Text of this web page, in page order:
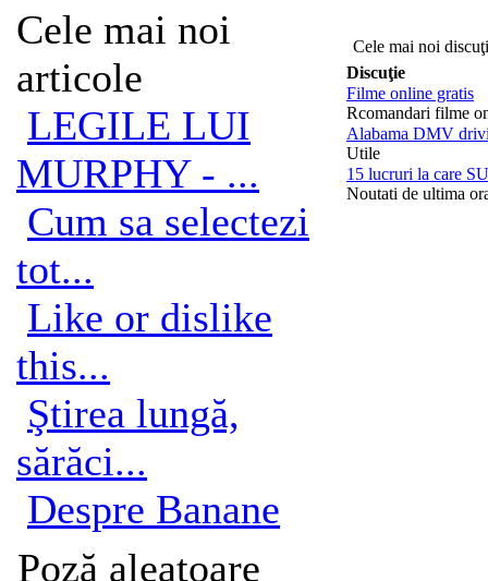
Cele mai noi
articole
LEGILE LUI
MURPHY - ...
Cum sa selectezi
tot...
Like or dislike
this...
Ştirea lungă,
sărăci...
Despre Banane
Poză aleatoare
Cele mai noi
Discuţie
Filme online gratis
Rcomandari filme
Alabama DMV
Utile
15 lucruri la care
Noutati de ultima